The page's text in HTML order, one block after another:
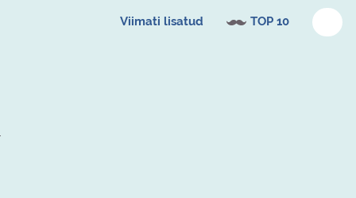
Viimati lisatud TOP 10